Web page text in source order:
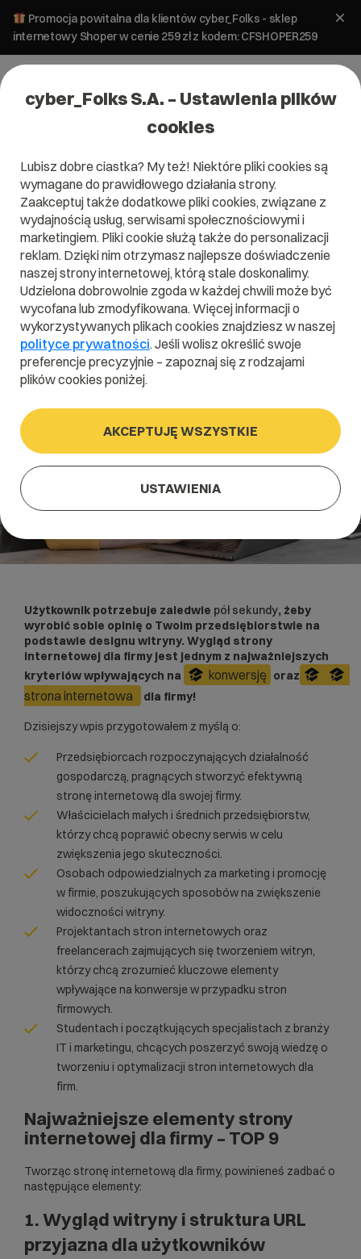
Promocja powitalna dla klientów cyber_Folks - sklep
internetowy Shoper w cenie 259 zł z kodem: CFSHOPER259
Tworzenie stron
Strona internetowa dla firmy – co
powinna zawierać? 9 elementów!
11 czerwca 2025 ok.6min
Użytkownik potrzebuje zaledwie pół sekundy, żeby
wyrobić sobie opinię o Twoim przedsiębiorstwie na
podstawie designu witryny. Wygląd strony
internetowej dla firmy jest jednym z najważniejszych
kryteriów wpływających na
konwersję oraz
strona internetowa dla firmy!
Dzisiejszy wpis przygotowałem z myślą o:
Przedsiębiorcach rozpoczynających działalność
gospodarczą, pragnących stworzyć efektywną
stronę internetową dla swojej firmy.
Właścicielach małych i średnich przedsiębiorstw,
którzy chcą poprawić obecny serwis w celu
zwiększenia jego skuteczności.
Osobach odpowiedzialnych za marketing i promocję
w firmie, poszukujących sposobów na zwiększenie
widoczności witryny.
Projektantach stron internetowych oraz
freelancerach zajmujących się tworzeniem witryn,
którzy chcą zrozumieć kluczowe elementy
wpływające na konwersje w przypadku stron
firmowych.
Studentach i początkujących specjalistach z branży
IT i marketingu, chcących poszerzyć swoją wiedzę o
tworzeniu i optymalizacji stron internetowych dla
firm.
Najważniejsze elementy strony
internetowej dla firmy – TOP 9
Tworząc stronę internetową dla firmy, powinieneś zadbać o
następujące elementy:
1. Wygląd witryny i struktura URL
przyjazna dla użytkowników
cyber_Folks S.A. – Ustawienia plików
cookies
Lubisz dobre ciastka? My też! Niektóre pliki cookies są
wymagane do prawidłowego działania strony.
Zaakceptuj także dodatkowe pliki cookies, związane z
wydajnością usług, serwisami społecznościowymi i
marketingiem. Pliki cookie służą także do personalizacji
reklam. Dzięki nim otrzymasz najlepsze doświadczenie
naszej strony internetowej, którą stale doskonalimy.
Udzielona dobrowolnie zgoda w każdej chwili może być
wycofana lub zmodyfikowana. Więcej informacji o
wykorzystywanych plikach cookies znajdziesz w naszej
polityce prywatności. Jeśli wolisz określić swoje
preferencje precyzyjnie – zapoznaj się z rodzajami
plików cookies poniżej.
AKCEPTUJĘ WSZYSTKIE
USTAWIENIA